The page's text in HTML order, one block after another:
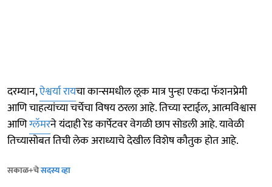
दरम्यान,ऐश्वर्या रायचा कान्समधील लूक मात्र पुन्हा एकदा फॅशनप्रेमी
आणि चाहत्यांच्या चर्चेचा विषय ठरला आहे. तिच्या स्टाईल, आत्मविश्वास
आणिग्लॅमरने यंदाही रेड कार्पेटवर वेगळी छाप सोडली आहे. यावेळी
तिच्यासोबत तिची लेक अराध्याचे देखील विशेष कौतुक होत आहे.
सकाळ+चेसदस्य व्हा